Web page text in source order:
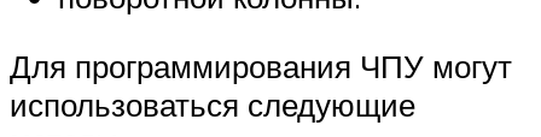
Для программирования ЧПУ могут
использоваться следующие